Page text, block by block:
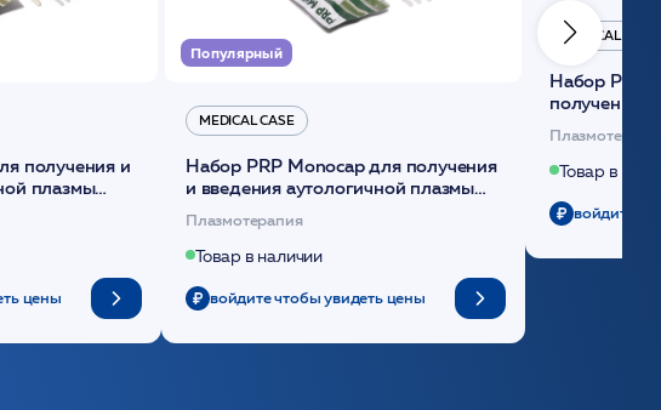
получения и
плазмы
цены
Популярный
MEDICAL CASE
Набор PRP Monocap для получения
и введения аутологичной плазмы
(саше 1шт)/Medical Case
Плазмотерапия
Товар в наличии
войдите чтобы увидеть цены
MEDICAL CASE
Набор Plasmoactive Стандарт для
получения
плазмы
Товар в
войдите